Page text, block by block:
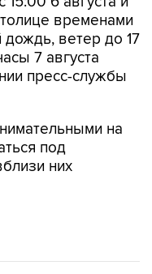
временами
ветер до 17
7 августа
пресс-службы
на
под
них